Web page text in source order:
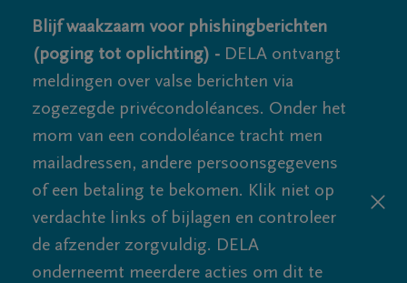
Blijf waakzaam voor phishingberichten
(poging tot oplichting) - DELA ontvangt
meldingen over valse berichten via
zogezegde privécondoléances. Onder het
mom van een condoléance tracht men
mailadressen, andere persoonsgegevens
of een betaling te bekomen. Klik niet op
verdachte links of bijlagen en controleer
de afzender zorgvuldig. DELA
onderneemt meerdere acties om dit te